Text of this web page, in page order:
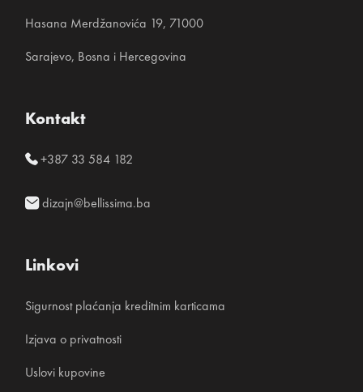
Hasana Merdžanovića 19, 71000
Sarajevo, Bosna i Hercegovina
Kontakt
+387 33 584 182
dizajn@bellissima.ba
Linkovi
Sigurnost plaćanja kreditnim karticama
Izjava o privatnosti
Uslovi kupovine